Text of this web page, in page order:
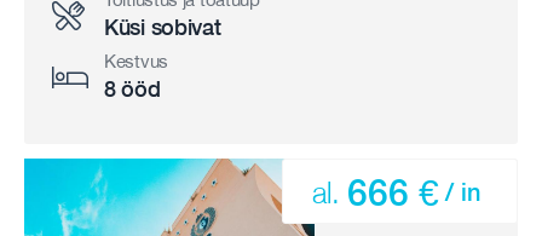
Küsi sobivat
Kestvus
8 ööd
al. 666 € / in